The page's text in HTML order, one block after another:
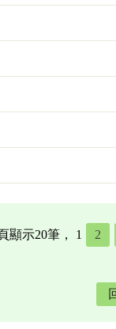
顯示20筆， 1 2